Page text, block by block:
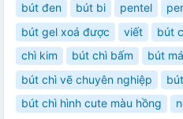
bút đen
bút bi pentel
bút gel xoá được
viết bút
chì kim
bút chì bấm bút
bút chì vẽ chuyên nghiệp
bút chì hình cute màu hồng